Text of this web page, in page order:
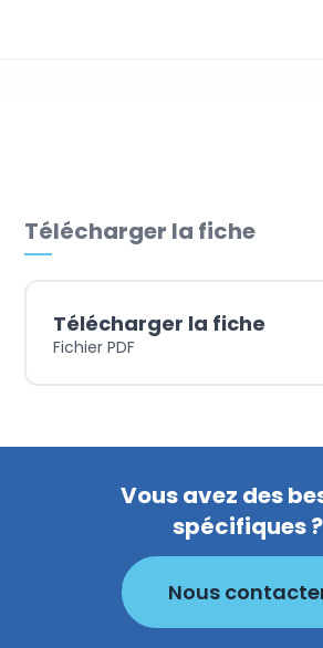
Télécharger la fiche
Télécharger la fiche
Fichier PDF
Vous avez des
spécifiques ?
Nous